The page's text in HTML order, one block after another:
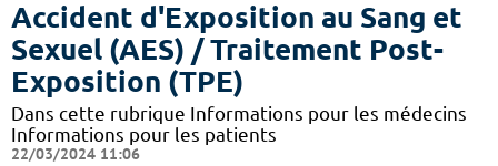
Accident d'Exposition au Sang et
Sexuel (AES) / Traitement Post-
Exposition (TPE)
Dans cette rubrique Informations pour les médecins
Informations pour les patients
22/03/2024 11:06